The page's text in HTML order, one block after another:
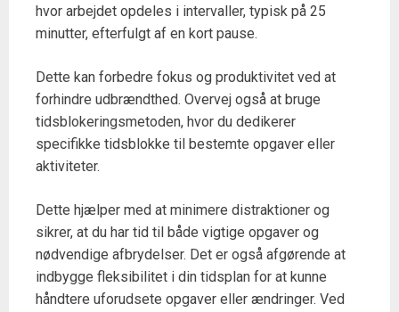
hvor arbejdet opdeles i intervaller, typisk på 25
minutter, efterfulgt af en kort pause.
Dette kan forbedre fokus og produktivitet ved at
forhindre udbrændthed. Overvej også at bruge
tidsblokeringsmetoden, hvor du dedikerer
specifikke tidsblokke til bestemte opgaver eller
aktiviteter.
Dette hjælper med at minimere distraktioner og
sikrer, at du har tid til både vigtige opgaver og
nødvendige afbrydelser. Det er også afgørende at
indbygge fleksibilitet i din tidsplan for at kunne
håndtere uforudsete opgaver eller ændringer. Ved